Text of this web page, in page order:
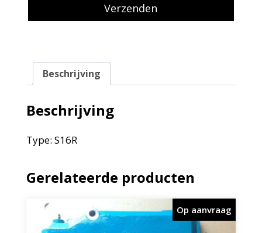
Beschrijving
Beschrijving
Type: S16R
Gerelateerde producten
Op aanvraag